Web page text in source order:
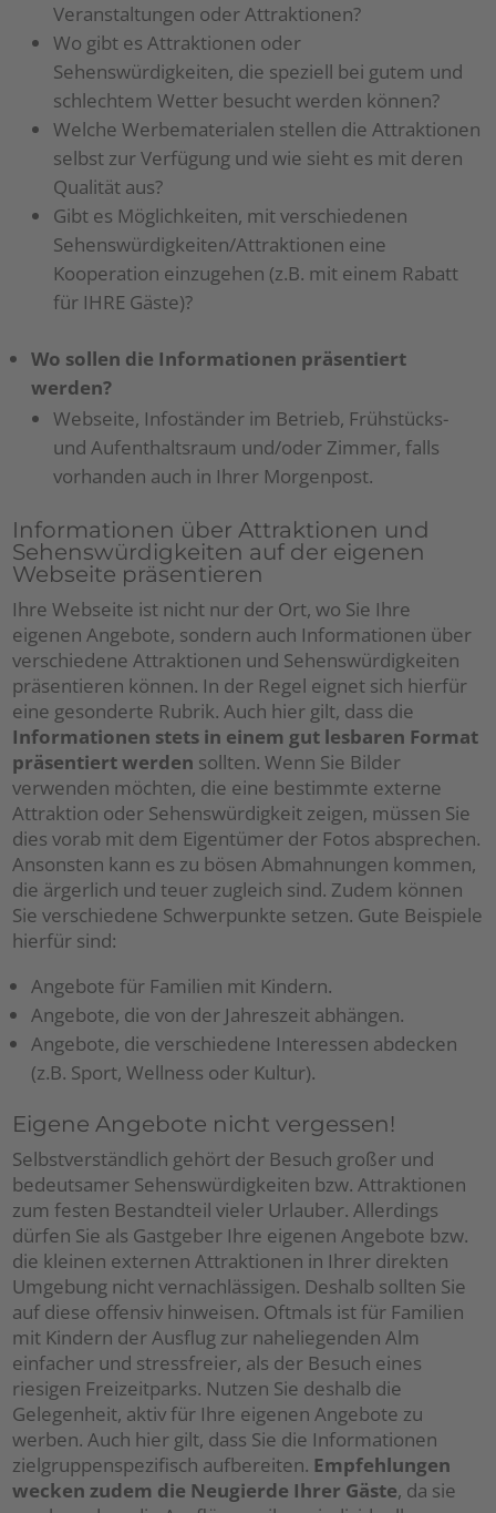
Veranstaltungen oder Attraktionen?
Wo gibt es Attraktionen oder
Sehenswürdigkeiten, die speziell bei gutem und
schlechtem Wetter besucht werden können?
Welche Werbematerialen stellen die Attraktionen
selbst zur Verfügung und wie sieht es mit deren
Qualität aus?
Gibt es Möglichkeiten, mit verschiedenen
Sehenswürdigkeiten/Attraktionen eine
Kooperation einzugehen (z.B. mit einem Rabatt
für IHRE Gäste)?
Wo sollen die Informationen präsentiert
werden?
Webseite, Infoständer im Betrieb, Frühstücks-
und Aufenthaltsraum und/oder Zimmer, falls
vorhanden auch in Ihrer Morgenpost.
Informationen über Attraktionen und
Sehenswürdigkeiten auf der eigenen
Webseite präsentieren
Ihre Webseite ist nicht nur der Ort, wo Sie Ihre
eigenen Angebote, sondern auch Informationen über
verschiedene Attraktionen und Sehenswürdigkeiten
präsentieren können. In der Regel eignet sich hierfür
eine gesonderte Rubrik. Auch hier gilt, dass die
Informationen stets in einem gut lesbaren Format
präsentiert werden sollten. Wenn Sie Bilder
verwenden möchten, die eine bestimmte externe
Attraktion oder Sehenswürdigkeit zeigen, müssen Sie
dies vorab mit dem Eigentümer der Fotos absprechen.
Ansonsten kann es zu bösen Abmahnungen kommen,
die ärgerlich und teuer zugleich sind. Zudem können
Sie verschiedene Schwerpunkte setzen. Gute Beispiele
hierfür sind:
Angebote für Familien mit Kindern.
Angebote, die von der Jahreszeit abhängen.
Angebote, die verschiedene Interessen abdecken
(z.B. Sport, Wellness oder Kultur).
Eigene Angebote nicht vergessen!
Selbstverständlich gehört der Besuch großer und
bedeutsamer Sehenswürdigkeiten bzw. Attraktionen
zum festen Bestandteil vieler Urlauber. Allerdings
dürfen Sie als Gastgeber Ihre eigenen Angebote bzw.
die kleinen externen Attraktionen in Ihrer direkten
Umgebung nicht vernachlässigen. Deshalb sollten Sie
auf diese offensiv hinweisen. Oftmals ist für Familien
mit Kindern der Ausflug zur naheliegenden Alm
einfacher und stressfreier, als der Besuch eines
riesigen Freizeitparks. Nutzen Sie deshalb die
Gelegenheit, aktiv für Ihre eigenen Angebote zu
werben. Auch hier gilt, dass Sie die Informationen
zielgruppenspezifisch aufbereiten. Empfehlungen
wecken zudem die Neugierde Ihrer Gäste, da sie